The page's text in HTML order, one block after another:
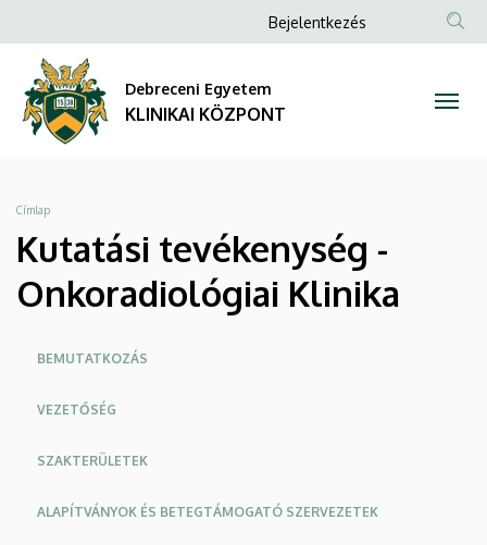
tevékenység
Onkoradiológiai
Klinika
KLINIKAI
a
tartalomra
Anonim
fiók
menüje
Bejelentkezés
Debreceni Egyetem
KLINIKAI KÖZPONT
Morzsa
Címlap
Kutatási tevékenység -
Onkoradiológiai Klinika
Oldalmenü
BEMUTATKOZÁS
VEZETŐSÉG
SZAKTERÜLETEK
ALAPÍTVÁNYOK ÉS BETEGTÁMOGATÓ SZERVEZETEK